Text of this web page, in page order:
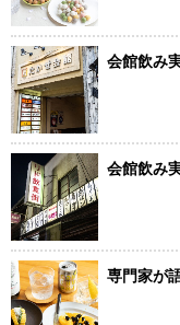
会館飲み
会館飲み
専門家が